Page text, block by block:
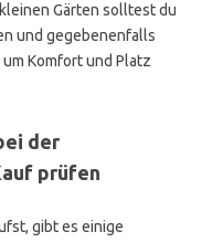
Gärten solltest du
und gegebenenfalls
Komfort und Platz
der
prüfen
gibt es einige